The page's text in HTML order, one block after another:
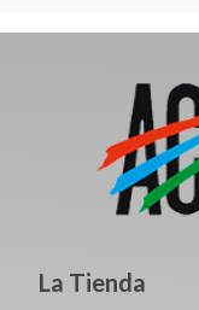
La Tienda